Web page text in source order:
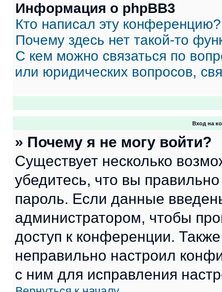
Информация о phpBB3
Кто написал эту конференцию?
Почему здесь нет такой-то
С кем можно связаться по
или юридических вопросов,
Вход на
» Почему я не могу войти?
Существует несколько
убедитесь, что вы
пароль. Если данные
администратором, чтобы
доступ к конференции.
неправильно настроил
с ним для исправления